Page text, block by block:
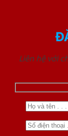
Liên hệ với